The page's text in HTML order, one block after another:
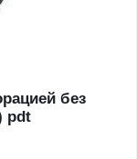
без
pdt